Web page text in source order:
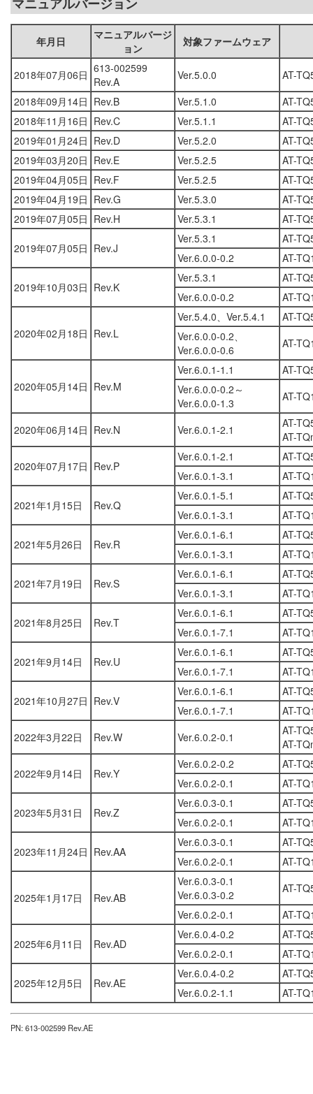
年月日
マニュアルバージ
ョン
対象ファームウェア
2018年07月06日 613-002599
Rev.A
Ver.5.0.0
AT-
2018年09月14日 Rev.B Ver.5.1.0
AT-
2018年11月16日 Rev.C Ver.5.1.1
AT-
2019年01月24日 Rev.D Ver.5.2.0
AT-
2019年03月20日 Rev.E Ver.5.2.5
AT-
2019年04月05日 Rev.F Ver.5.2.5
AT-
2019年04月19日 Rev.G Ver.5.3.0
AT-
2019年07月05日 Rev.H Ver.5.3.1 AT-
2019年07月05日 Rev.J
Ver.5.3.1
AT-
Ver.6.0.0-0.2
AT-
2019年10月03日 Rev.K
Ver.5.3.1
AT-
Ver.6.0.0-0.2
AT-
2020年02月18日 Rev.L
Ver.5.4.0、Ver.5.4.1
AT-
Ver.6.0.0-0.2、
Ver.6.0.0-0.6
AT-
2020年05月14日 Rev.M
Ver.6.0.1-1.1
AT-
Ver.6.0.0-0.2～
Ver.6.0.0-1.3
AT-
2020年06月14日 Rev.N Ver.6.0.1-2.1
AT-
AT-
2020年07月17日 Rev.P
Ver.6.0.1-2.1
AT-
Ver.6.0.1-3.1
AT-
2021年1月15日 Rev.Q
Ver.6.0.1-5.1
AT-
Ver.6.0.1-3.1
AT-
2021年5月26日 Rev.R
Ver.6.0.1-6.1
AT-
Ver.6.0.1-3.1
AT-
2021年7月19日 Rev.S
Ver.6.0.1-6.1
AT-
Ver.6.0.1-3.1
AT-
2021年8月25日 Rev.T
Ver.6.0.1-6.1
AT-
Ver.6.0.1-7.1
AT-
2021年9月14日 Rev.U
Ver.6.0.1-6.1
AT-
Ver.6.0.1-7.1
AT-
2021年10月27日 Rev.V
Ver.6.0.1-6.1
AT-
Ver.6.0.1-7.1
AT-
2022年3月22日
Rev.W Ver.6.0.2-0.1
AT-
AT-
2022年9月14日 Rev.Y
Ver.6.0.2-0.2
AT-
Ver.6.0.2-0.1
AT-
2023年5月31日 Rev.Z
Ver.6.0.3-0.1
AT-
Ver.6.0.2-0.1
AT-
2023年11月24日 Rev.AA
Ver.6.0.3-0.1
AT-
Ver.6.0.2-0.1
AT-
2025年1月17日 Rev.AB
Ver.6.0.3-0.1
Ver.6.0.3-0.2
AT-
Ver.6.0.2-0.1
AT-
2025年6月11日 Rev.AD
Ver.6.0.4-0.2
AT-
Ver.6.0.2-0.1
AT-
2025年12月5日 Rev.AE
Ver.6.0.4-0.2
AT-
Ver.6.0.2-1.1
AT-
PN: 613-002599 Rev.AE